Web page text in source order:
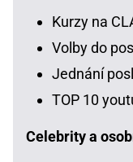
Kurzy na
Volby do
Jednání
TOP 10
Celebrity a